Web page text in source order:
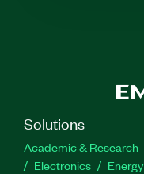
Solutions
Academic & Research
Electronics
Energy